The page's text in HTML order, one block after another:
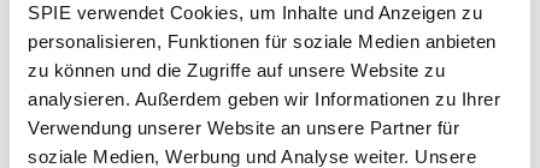
SPIE verwendet Cookies, um Inhalte und Anzeigen zu
personalisieren, Funktionen für soziale Medien anbieten
zu können und die Zugriffe auf unsere Website zu
analysieren. Außerdem geben wir Informationen zu Ihrer
Verwendung unserer Website an unsere Partner für
soziale Medien, Werbung und Analyse weiter. Unsere
an, um Daten zu übermitteln:
Bewerbungsformular
ausfüllen
Lebenslauf
hochladen